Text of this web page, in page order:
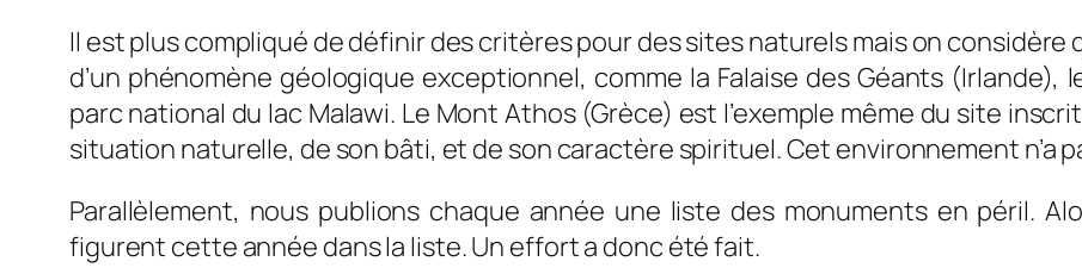
Il est plus compliqué de définir des critères pour des sites naturels mais on
d’un phénomène géologique exceptionnel, comme la Falaise des Géants
parc national du lac Malawi. Le Mont Athos (Grèce) est l’exemple même du site
situation naturelle, de son bâti, et de son caractère spirituel. Cet environnement n’a
Parallèlement, nous publions chaque année une liste des monuments en péril.
figurent cette année dans la liste. Un effort a donc été fait.